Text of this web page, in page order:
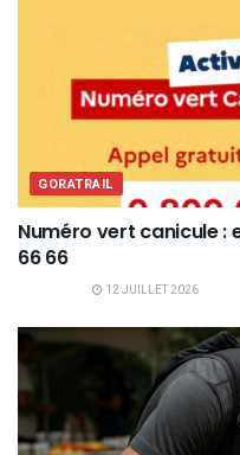
GORATRAIL
Numéro vert canicule :
66 66
12 JUILLET 2026